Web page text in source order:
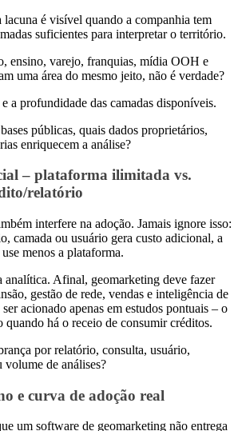
lacuna é visível quando a companhia tem
suficientes para interpretar o território.
ensino, varejo, franquias, mídia OOH e
uma área do mesmo jeito, não é verdade?
a profundidade das camadas disponíveis.
públicas, quais dados proprietários,
enriquecem a análise?
– plataforma ilimitada vs.
relatório
interfere na adoção. Jamais ignore isso:
camada ou usuário gera custo adicional, a
menos a plataforma.
analítica. Afinal, geomarketing deve fazer
gestão de rede, vendas e inteligência de
acionado apenas em estudos pontuais – o
quando há o receio de consumir créditos.
por relatório, consulta, usuário,
volume de análises?
e curva de adoção real
um software de geomarketing não entrega